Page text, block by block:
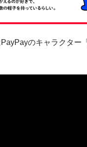
のキャラクター「